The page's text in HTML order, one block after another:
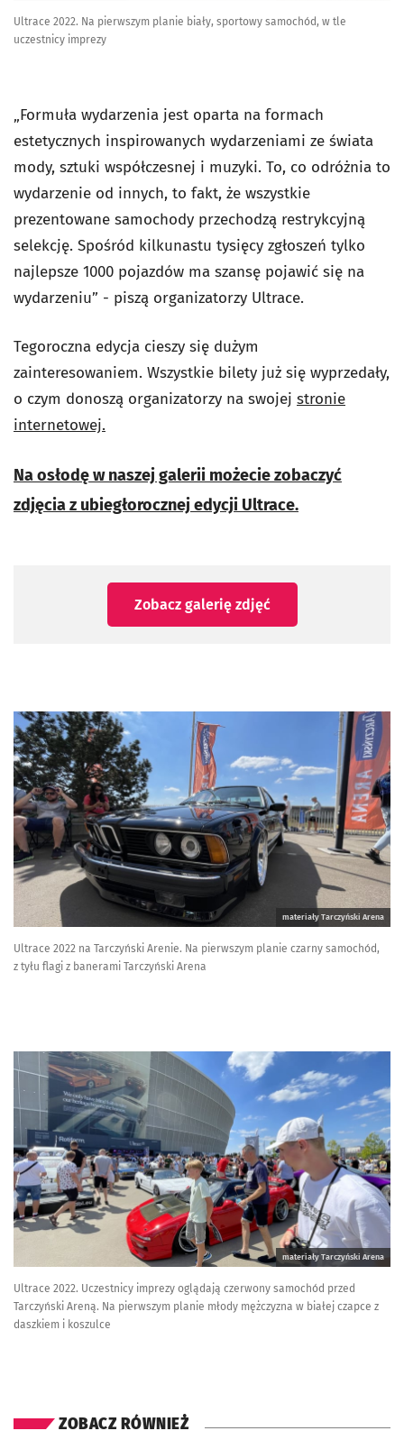
Ultrace 2022. Na pierwszym planie biały, sportowy samochód, w tle
uczestnicy imprezy
„Formuła wydarzenia jest oparta na formach
estetycznych inspirowanych wydarzeniami ze świata
mody, sztuki współczesnej i muzyki. To, co odróżnia to
wydarzenie od innych, to fakt, że wszystkie
prezentowane samochody przechodzą restrykcyjną
selekcję. Spośród kilkunastu tysięcy zgłoszeń tylko
najlepsze 1000 pojazdów ma szansę pojawić się na
wydarzeniu” - piszą organizatorzy Ultrace.
Tegoroczna edycja cieszy się dużym
zainteresowaniem. Wszystkie bilety już się wyprzedały,
o czym donoszą organizatorzy na swojej stronie
internetowej.
Na osłodę w naszej galerii możecie zobaczyć
zdjęcia z ubiegłorocznej edycji Ultrace.
Zobacz galerię zdjęć
materiały Tarczyński Arena
Ultrace 2022 na Tarczyński Arenie. Na pierwszym planie czarny samochód,
z tyłu flagi z banerami Tarczyński Arena
materiały Tarczyński Arena
Ultrace 2022. Uczestnicy imprezy oglądają czerwony samochód przed
Tarczyński Areną. Na pierwszym planie młody mężczyzna w białej czapce z
daszkiem i koszulce
ZOBACZ RÓWNIEŻ